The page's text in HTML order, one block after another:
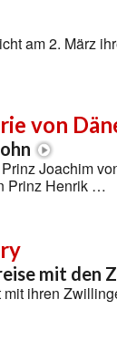
am 2. März
von
Joachim
Prinz Henrik …
mit den
ihren